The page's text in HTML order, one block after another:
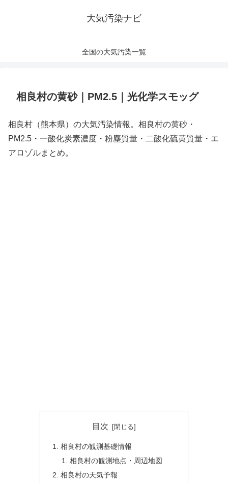
大気汚染ナビ
全国の大気汚染一覧
相良村の黄砂｜PM2.5｜光化学スモッグ
相良村（熊本県）の大気汚染情報。相良村の黄砂・
PM2.5・一酸化炭素濃度・粉塵質量・二酸化硫黄質量・エ
アロゾルまとめ。
目次
相良村の観測基礎情報
相良村の観測地点・周辺地図
相良村の天気予報